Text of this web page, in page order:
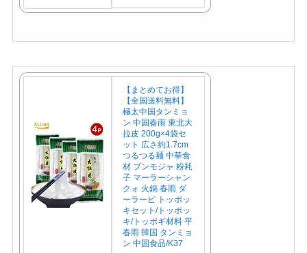
【まとめてお得】
【全国送料無料】
極太中国タンミョ
ン 中国春雨 東北大
拉皮 200g×4袋セ
ット 広さ約1.7cm
つるつる麺 中華食
材 ブンモジャ 粉耗
子 マーラーシャン
クォ 火鍋 春雨 ダ
ーラーピ トッポッ
キセット/トッポッ
キ/トッポギ材料 平
春雨 韓国 タンミョ
ン 中国食品/K37